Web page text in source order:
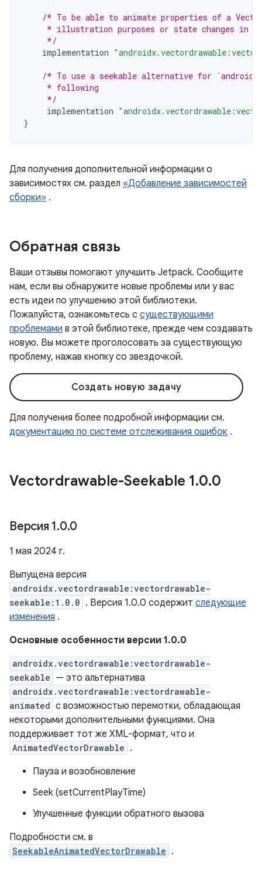
/* To be able to animate properties of a
* illustration purposes or state changes in
     */
implementation
/* To use a seekable alternative for
     * following
     */
implementation
}
Для получения дополнительной информации о
зависимостях см. раздел «Добавление зависимостей
сборки» .
Обратная связь
Ваши отзывы помогают улучшить Jetpack. Сообщите
нам, если вы обнаружите новые проблемы или у вас
есть идеи по улучшению этой библиотеки.
Пожалуйста, ознакомьтесь с существующими
проблемами в этой библиотеке, прежде чем создавать
новую. Вы можете проголосовать за существующую
проблему, нажав кнопку со звездочкой.
Создать новую задачу
Для получения более подробной информации см.
документацию по системе отслеживания ошибок .
Vectordrawable-Seekable 1.0.0
Версия 1.0.0
1 мая 2024 г.
Выпущена версия
androidx.vectordrawable:vectordrawable-
seekable:1.0.0 . Версия 1.0.0 содержит следующие
изменения .
Основные особенности версии 1.0.0
androidx.vectordrawable:vectordrawable-
seekable — это альтернатива
androidx.vectordrawable:vectordrawable-
animated с возможностью перемотки, обладающая
некоторыми дополнительными функциями. Она
поддерживает тот же XML-формат, что и
AnimatedVectorDrawable .
Пауза и возобновление
Seek (setCurrentPlayTime)
Улучшенные функции обратного вызова
Подробности см. в
SeekableAnimatedVectorDrawable .